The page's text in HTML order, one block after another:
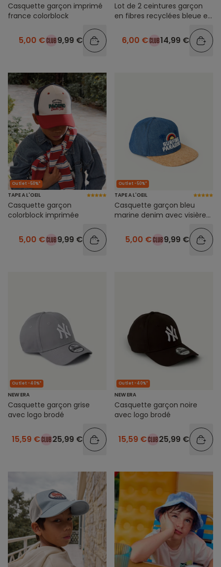
Casquette garçon imprimé
france colorblock
5,00 € 9,99 €
Lot de 2 ceintures garçon
en fibres recyclées bleue et
6,00 € 14,99 €
Outlet -50%*
TAPE A L'OEIL
Casquette garçon
colorblock imprimée
5,00 € 9,99 €
Outlet -50%*
TAPE A L'OEIL
Casquette garçon bleu
marine denim avec visière
5,00 € 9,99 €
Outlet -40%*
NEW ERA
Casquette garçon grise
avec logo brodé
15,59 € 25,99 €
Outlet -40%*
NEW ERA
Casquette garçon noire
avec logo brodé
15,59 € 25,99 €